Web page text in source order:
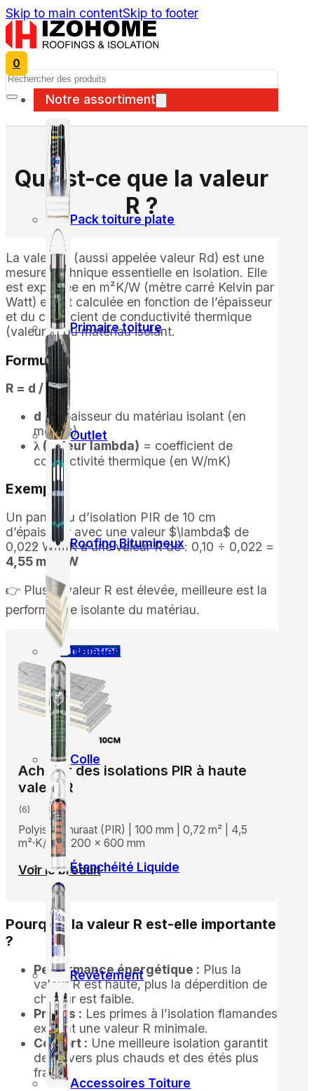
Skip to main contentSkip to footer
0
Notre assortiment
Pack toiture plate
Primaire toiture
Outlet
Roofing Bitumineux
Isolation
Colle
Étanchéité Liquide
Revêtement
Accessoires Toiture
Search
Qu’est-ce que la valeur
R ?
La valeur R (aussi appelée valeur Rd) est une
mesure technique essentielle en isolation. Elle
est exprimée en m²K/W (mètre carré Kelvin par
Watt) et est calculée en fonction de l’épaisseur
et du coefficient de conductivité thermique
(valeur λ) du matériau isolant.
Formule
R = d / λ
d = épaisseur du matériau isolant (en
mètres)
λ (valeur lambda) = coefficient de
conductivité thermique (en W/mK)
Exemple
Un panneau d’isolation PIR de 10 cm
d’épaisseur avec une valeur $\lambda$ de
0,022 W/mK a une valeur R de : 0,10 ÷ 0,022 =
4,55 m²K/W
👉 Plus la valeur R est élevée, meilleure est la
performance isolante du matériau.
Acheter des isolations PIR à haute
valeur R
(6)
Polyisocianuraat (PIR) | 100 mm | 0,72 m² | 4,5
m²·K/W | 1200 x 600 mm
Voir le produit
Pourquoi la valeur R est-elle importante
?
Performance énergétique : Plus la
valeur R est haute, plus la déperdition de
chaleur est faible.
Primes : Les primes à l’isolation flamandes
exigent une valeur R minimale.
Confort : Une meilleure isolation garantit
des hivers plus chauds et des étés plus
frais.